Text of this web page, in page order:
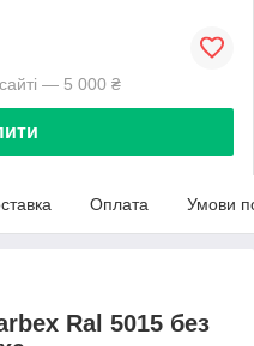
— 5 000 ₴
Оплата Умови
Ral 5015 без